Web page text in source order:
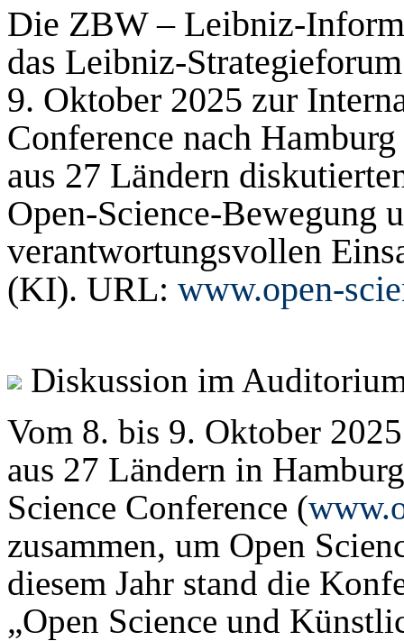
Die ZBW – Leibniz-
das Leibniz-
9. Oktober 2025 zur
Conference nach
aus 27 Ländern
Open-Science-Bewegung
verantwortungsvollen
(KI). URL: www.open-
Diskussion im
Vom 8. bis 9. Oktober
aus 27 Ländern in
Science Conference (
zusammen, um Open
diesem Jahr stand die
„Open Science und